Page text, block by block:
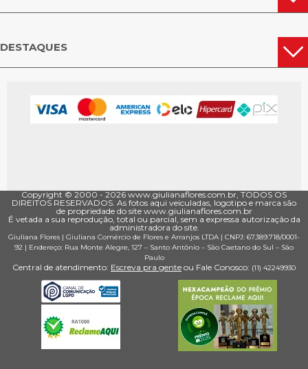
DESTAQUES
Copyright © 2000 - ­2026 www.giulianaflores.com.br, TODOS OS
DIREITOS RESERVADOS. As fotos aqui veiculadas, logotipo e marca são
de propriedade do site www.giulianaflores.com.br
É vetada a sua reprodução, total ou parcial, sem a expressa autorização da
administradora do site.
Giuliana Flores | Giuliana Comércio de Flores e Arranjos LTDA | CNPJ: 67.389.718/0001­
92 | Endereço: Rua Monte Alegre, 127 – Santo Antônio – São Caetano do Sul – São
Paulo
Central de atendimento: Escreva pra gente ou Fale Conosco: (11) 4224­9930